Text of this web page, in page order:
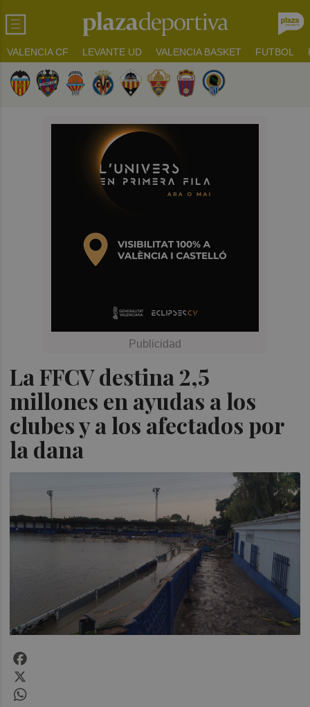
VALENCIA CF LEVANTE UD VALENCIA BASKET FUTBOL
La FFCV destina 2,5
millones en ayudas a los
clubes y a los afectados por
la dana